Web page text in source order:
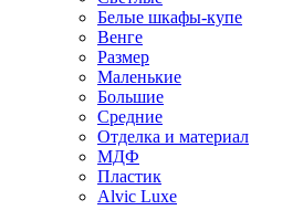
Белые шкафы-купе
Венге
Размер
Маленькие
Большие
Средние
Отделка и материал
МДФ
Пластик
Alvic Luxe